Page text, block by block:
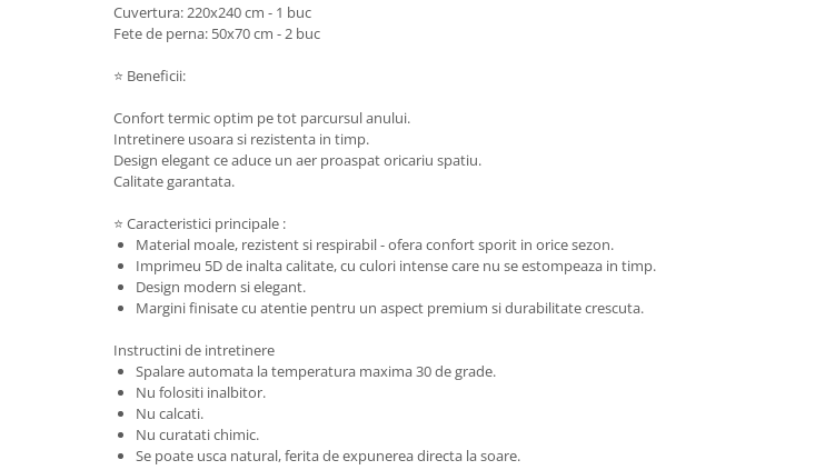
Cuvertura: 220x240 cm - 1 buc
Fete de perna: 50x70 cm - 2 buc
⭐ Beneficii:
Confort termic optim pe tot parcursul anului.
Intretinere usoara si rezistenta in timp.
Design elegant ce aduce un aer proaspat oricariu spatiu.
Calitate garantata.
⭐ Caracteristici principale :
Material moale, rezistent si respirabil - ofera confort sporit in orice sezon.
Imprimeu 5D de inalta calitate, cu culori intense care nu se estompeaza in timp.
Design modern si elegant.
Margini finisate cu atentie pentru un aspect premium si durabilitate crescuta.
Instructini de intretinere
Spalare automata la temperatura maxima 30 de grade.
Nu folositi inalbitor.
Nu calcati.
Nu curatati chimic.
Se poate usca natural, ferita de expunerea directa la soare.